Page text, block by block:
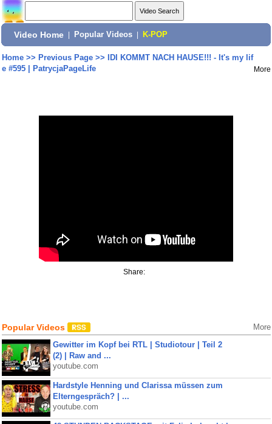
Video Home Popular Videos K-POP
Home>> Previous Page>>
IDI KOMMT NACH HAUSE!!! - It's my lif
e #595 | PatrycjaPageLife
More
Share:
Popular Videos More
Gewitter im Kopf bei RTL | Studiotour | Teil 2
(2) | Raw and ...
youtube.com
Hardstyle Henning und Clarissa müssen zum
Elterngespräch? | ...
youtube.com